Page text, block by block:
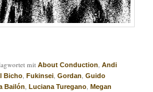
mit About Conduction,Andi
Bicho,Fukinsei,Gordan,Guido
Bailón,Luciana Turegano,Megan